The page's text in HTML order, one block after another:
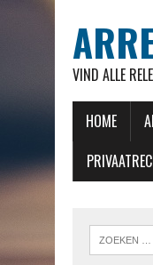
VIND ALLE
HOME